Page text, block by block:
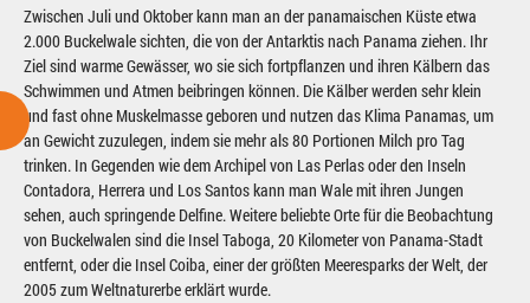
Zwischen Juli und Oktober kann man an der panamaischen Küste etwa
2.000 Buckelwale sichten, die von der Antarktis nach Panama ziehen. Ihr
Ziel sind warme Gewässer, wo sie sich fortpflanzen und ihren Kälbern das
Schwimmen und Atmen beibringen können. Die Kälber werden sehr klein
und fast ohne Muskelmasse geboren und nutzen das Klima Panamas, um
an Gewicht zuzulegen, indem sie mehr als 80 Portionen Milch pro Tag
trinken. In Gegenden wie dem Archipel von Las Perlas oder den Inseln
Contadora, Herrera und Los Santos kann man Wale mit ihren Jungen
sehen, auch springende Delfine. Weitere beliebte Orte für die Beobachtung
von Buckelwalen sind die Insel Taboga, 20 Kilometer von Panama-Stadt
entfernt, oder die Insel Coiba, einer der größten Meeresparks der Welt, der
2005 zum Weltnaturerbe erklärt wurde.